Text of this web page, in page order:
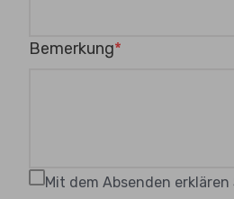
Bemerkung
Mit dem Absenden